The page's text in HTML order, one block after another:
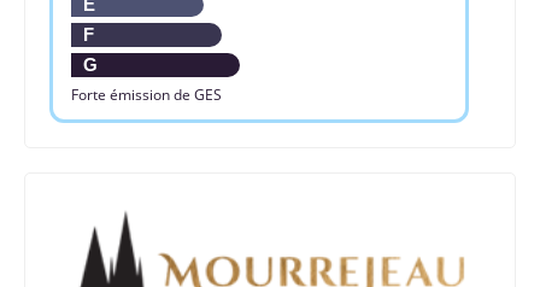
E
F
G
Forte émission de GES